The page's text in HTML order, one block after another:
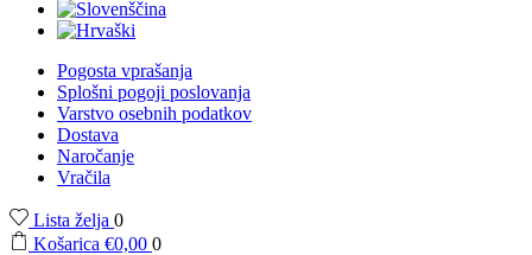
Pogosta vprašanja
Splošni pogoji poslovanja
Varstvo osebnih podatkov
Dostava
Naročanje
Vračila
Lista želja 0
Košarica €0,00 0